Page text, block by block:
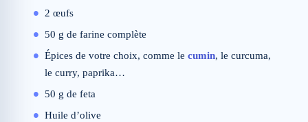
2 œufs
50 g de farine complète
Épices de votre choix, comme le cumin, le curcuma,
le curry, paprika…
50 g de feta
Huile d’olive